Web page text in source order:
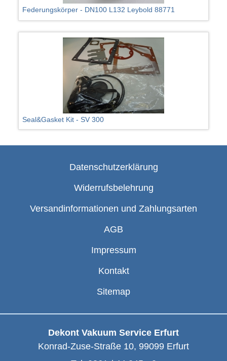
Federungskörper - DN100 L132 Leybold 88771
Seal&Gasket Kit - SV 300
Datenschutzerklärung
Widerrufsbelehrung
Versandinformationen und Zahlungsarten
AGB
Impressum
Kontakt
Sitemap
Dekont Vakuum Service Erfurt
Konrad-Zuse-Straße 10, 99099 Erfurt